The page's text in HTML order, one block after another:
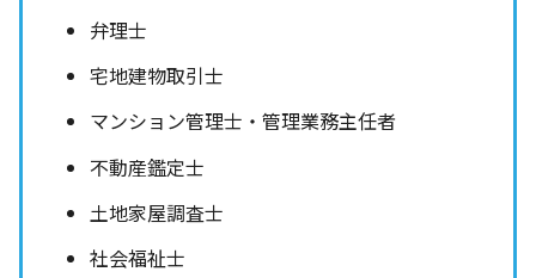
弁理士
宅地建物取引士
マンション管理士・管理業務主任者
不動産鑑定士
土地家屋調査士
社会福祉士